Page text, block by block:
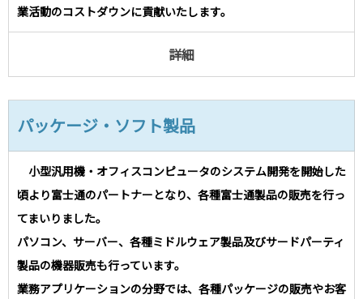
業活動のコストダウンに貢献いたします。
詳細
パッケージ・ソフト製品
小型汎用機・オフィスコンピュータのシステム開発を開始した
頃より富士通のパートナーとなり、各種富士通製品の販売を行っ
てまいりました。
パソコン、サーバー、各種ミドルウェア製品及びサードパーティ
製品の機器販売も行っています。
業務アプリケーションの分野では、各種パッケージの販売やお客